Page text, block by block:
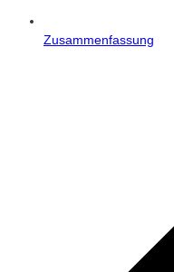
Zusammenfassung